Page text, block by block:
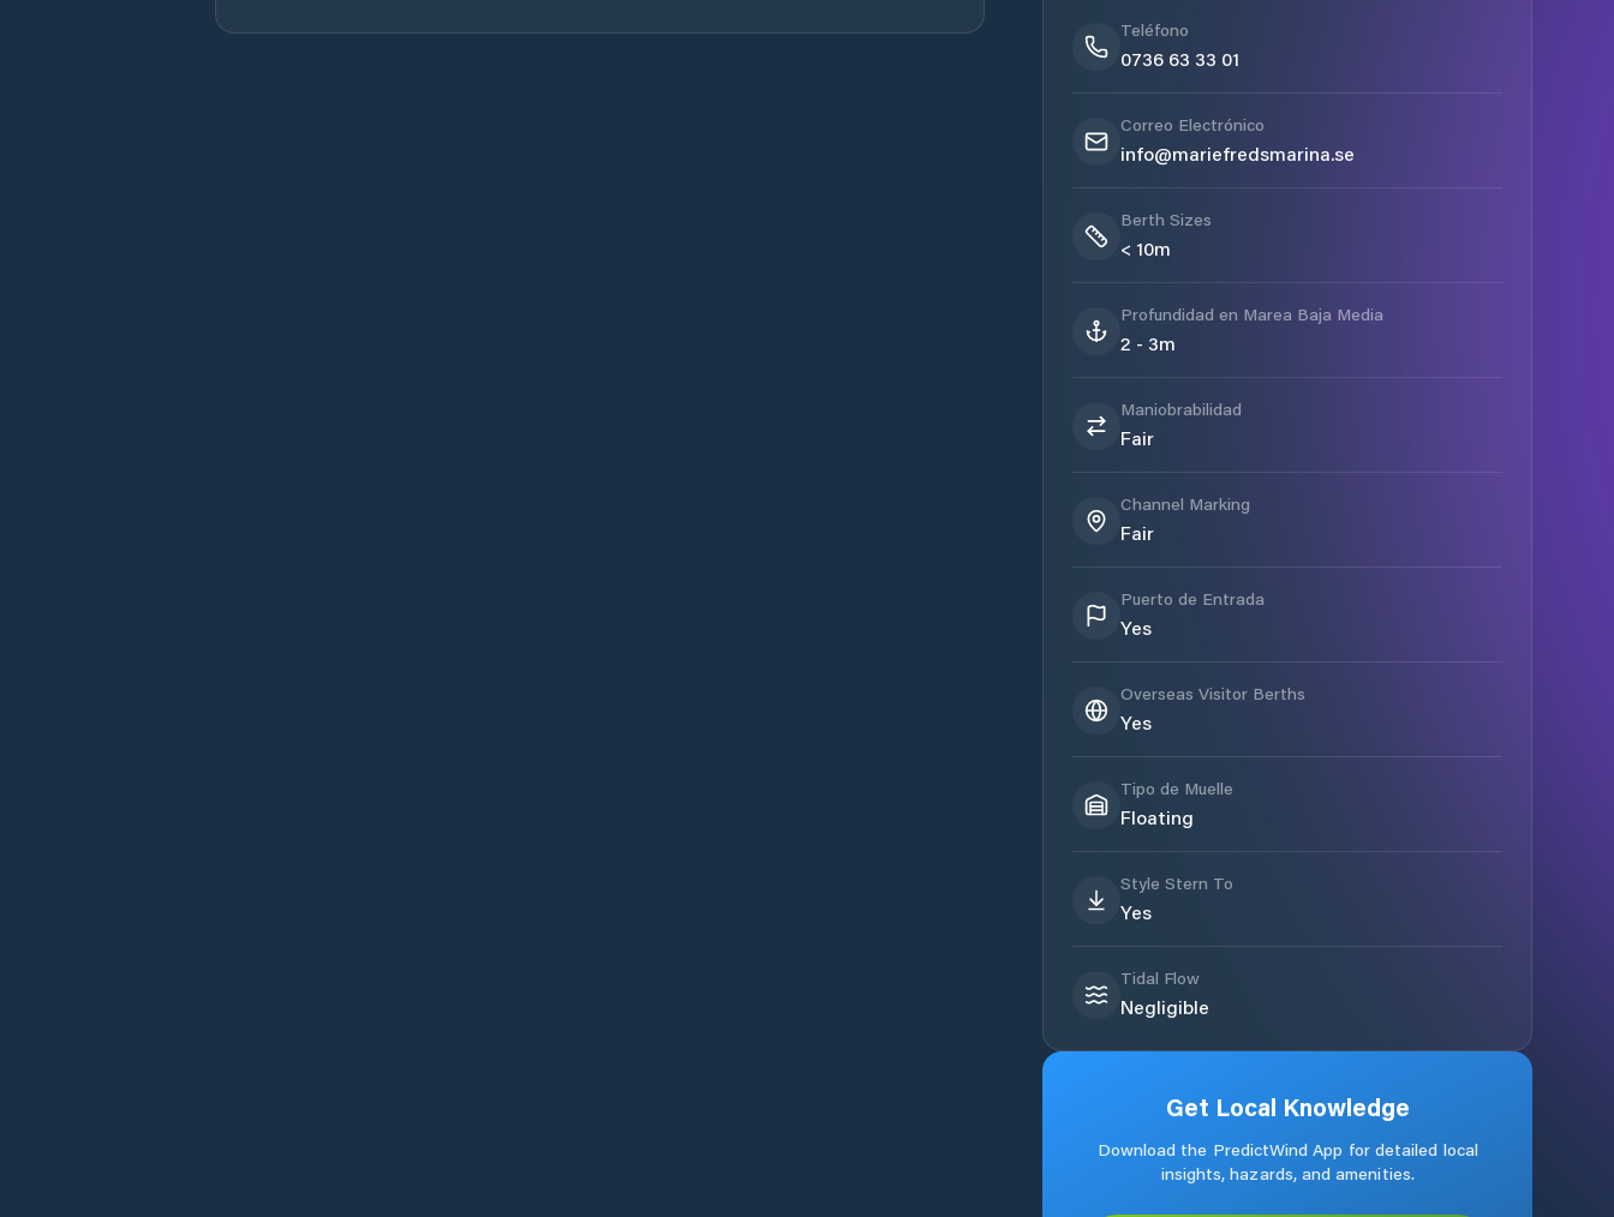
Teléfono
0736 63 33 01
Correo Electrónico
info@mariefredsmarina.se
Berth Sizes
< 10m
Profundidad en Marea Baja Media
2 - 3m
Maniobrabilidad
Fair
Channel Marking
Fair
Puerto de Entrada
Yes
Overseas Visitor Berths
Yes
Tipo de Muelle
Floating
Style Stern To
Yes
Tidal Flow
Negligible
Get Local Knowledge
Download the PredictWind App for detailed local
insights, hazards, and amenities.